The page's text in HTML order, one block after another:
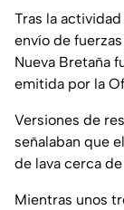
Tras la
envío de
Nueva Bretaña
emitida por la
Versiones de
señalaban que
de lava cerca
Mientras unos